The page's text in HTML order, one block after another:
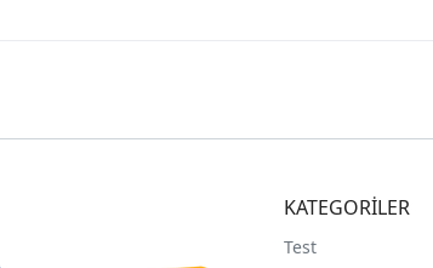
KATEGORİLER
Test